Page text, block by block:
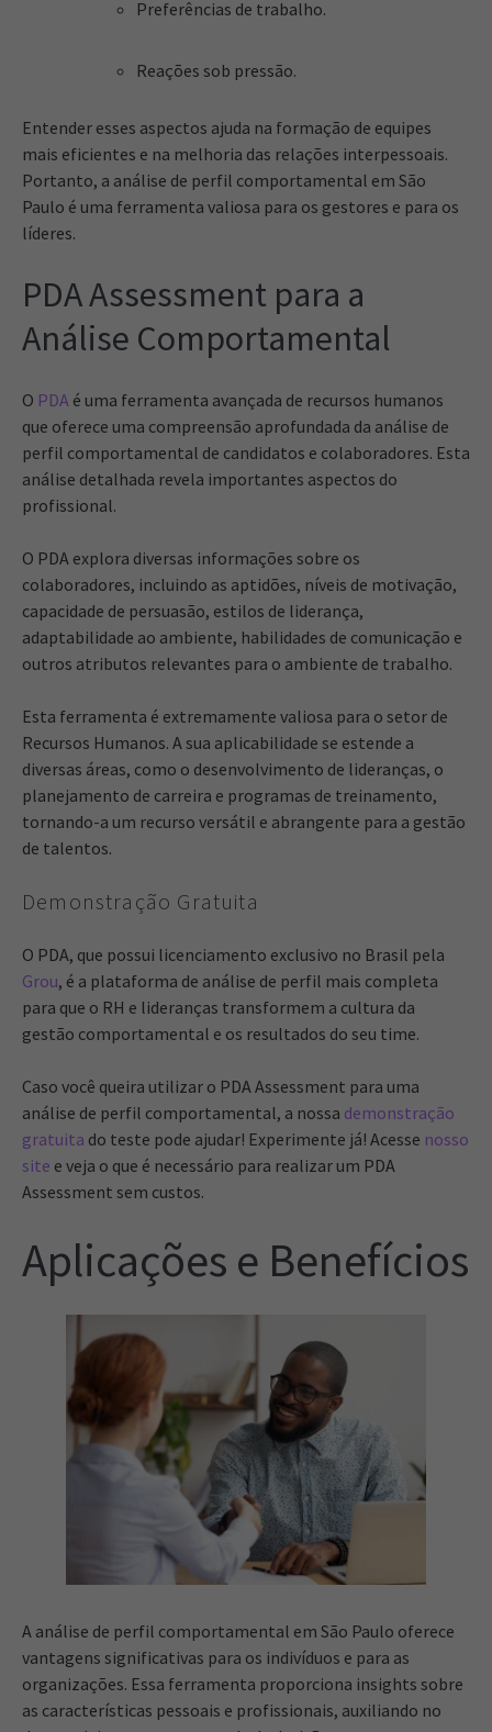
Preferências de trabalho.
Reações sob pressão.
Entender esses aspectos ajuda na formação de equipes
mais eficientes e na melhoria das relações interpessoais.
Portanto, a análise de perfil comportamental em São
Paulo é uma ferramenta valiosa para os gestores e para os
líderes.
PDA Assessment para a
Análise Comportamental
O PDA é uma ferramenta avançada de recursos humanos
que oferece uma compreensão aprofundada da análise de
perfil comportamental de candidatos e colaboradores. Esta
análise detalhada revela importantes aspectos do
profissional.
O PDA explora diversas informações sobre os
colaboradores, incluindo as aptidões, níveis de motivação,
capacidade de persuasão, estilos de liderança,
adaptabilidade ao ambiente, habilidades de comunicação e
outros atributos relevantes para o ambiente de trabalho.
Esta ferramenta é extremamente valiosa para o setor de
Recursos Humanos. A sua aplicabilidade se estende a
diversas áreas, como o desenvolvimento de lideranças, o
planejamento de carreira e programas de treinamento,
tornando-a um recurso versátil e abrangente para a gestão
de talentos.
Demonstração Gratuita
O PDA, que possui licenciamento exclusivo no Brasil pela
Grou, é a plataforma de análise de perfil mais completa
para que o RH e lideranças transformem a cultura da
gestão comportamental e os resultados do seu time.
Caso você queira utilizar o PDA Assessment para uma
análise de perfil comportamental, a nossa demonstração
gratuita do teste pode ajudar! Experimente já! Acesse nosso
site e veja o que é necessário para realizar um PDA
Assessment sem custos.
Aplicações e Benefícios
A análise de perfil comportamental em São Paulo oferece
vantagens significativas para os indivíduos e para as
organizações. Essa ferramenta proporciona insights sobre
as características pessoais e profissionais, auxiliando no